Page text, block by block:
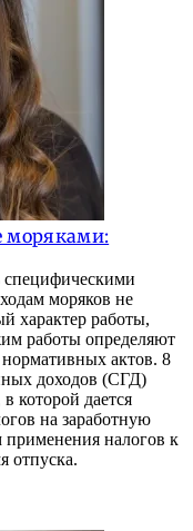
моряками:
специфическими
моряков не
характер работы,
работы определяют
актов. 8
доходов (СГД)
которой дается
на заработную
применения налогов к
отпуска.